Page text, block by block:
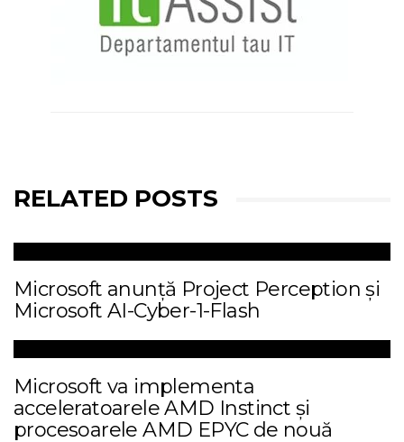
RELATED POSTS
Microsoft anunță Project Perception și
Microsoft AI-Cyber-1-Flash
Microsoft va implementa
acceleratoarele AMD Instinct și
procesoarele AMD EPYC de nouă